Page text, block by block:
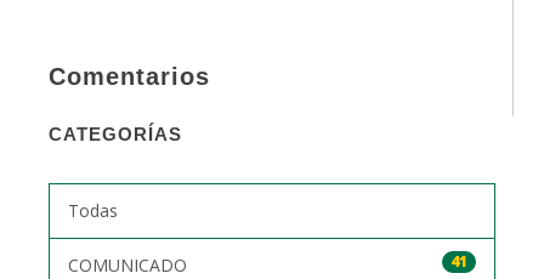
Comentarios
CATEGORÍAS
Todas
41
COMUNICADO